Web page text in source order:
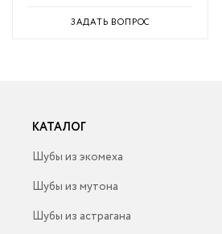
ЗАДАТЬ ВОПРОС
КАТАЛОГ
Шубы из экомеха
Шубы из мутона
Шубы из астрагана